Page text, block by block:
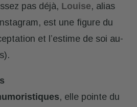
pas déjà, Louise, alias
est une figure du
et l’estime de soi au-
, elle pointe du